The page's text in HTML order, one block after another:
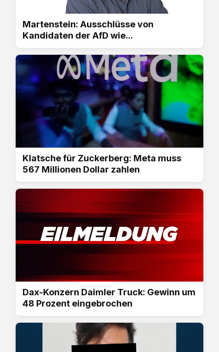
Martenstein: Ausschlüsse von
Kandidaten der AfD wie...
Klatsche für Zuckerberg: Meta muss
567 Millionen Dollar zahlen
Dax-Konzern Daimler Truck: Gewinn um
48 Prozent eingebrochen